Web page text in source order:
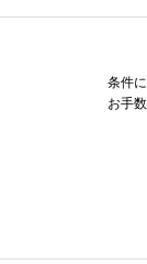
条件
お手